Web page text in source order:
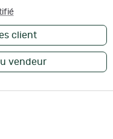
client
vendeur